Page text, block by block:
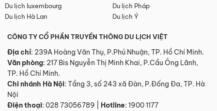
Du lịch luxembourg
Du lịch Pháp
Du lịch Hà Lan
Du lịch Ý
CÔNG TY CỔ PHẦN TRUYỀN THÔNG DU LỊCH VIỆT
Địa chỉ: 239A Hoàng Văn Thụ, P.Phú Nhuận, TP. Hồ Chí Minh.
Văn phòng: 217 Bis Nguyễn Thị Minh Khai, P.Cầu Ông Lãnh,
TP. Hồ Chí Minh.
Chi nhánh Hà Nội: Tầng 3, số 243 xã Đàn, P.Đống Đa, TP. Hà
Nội
Điện thoại: 028 73056789 Hotline: 1900 1177